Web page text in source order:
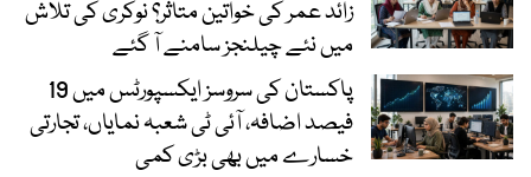
زائد عمر کی خواتین متاثر؟ نوکری کی تلاش
میں نئے چیلنجز سامنے آ گئے
پاکستان کی سروسز ایکسپورٹس میں 19
فیصد اضافہ، آئی ٹی شعبہ نمایاں، تجارتی
خسارے میں بھی بڑی کمی